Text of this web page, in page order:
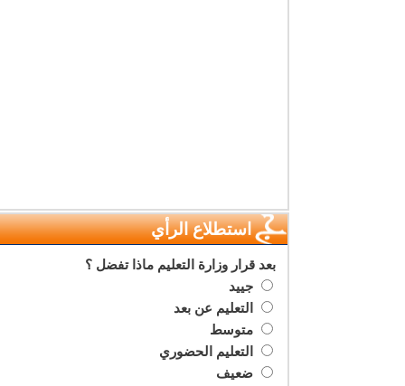
استطلاع الرأي
بعد قرار وزارة التعليم ماذا تفضل ؟
جييد
التعليم عن بعد
متوسط
التعليم الحضوري
ضعيف